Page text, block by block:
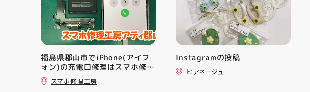
福島県郡山市でiPhone(アイフ
ォン)の充電口修理はスマホ修理
工房アティ郡山店なら即日修理
対応😊✨
スマホ修理工房
Instagramの投稿
ピアネージュ